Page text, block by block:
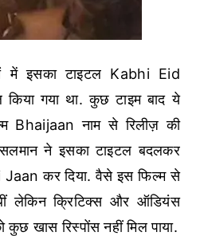
में इसका टाइटल Kabhi Eid
गया था. कुछ टाइम बाद ये
Bhaijaan नाम से रिलीज़ की
ने इसका टाइटल बदलकर
कर दिया. वैसे इस फिल्म से
लेकिन क्रिटिक्स और ऑडियंस
कुछ खास रिस्पोंस नहीं मिल पाया.